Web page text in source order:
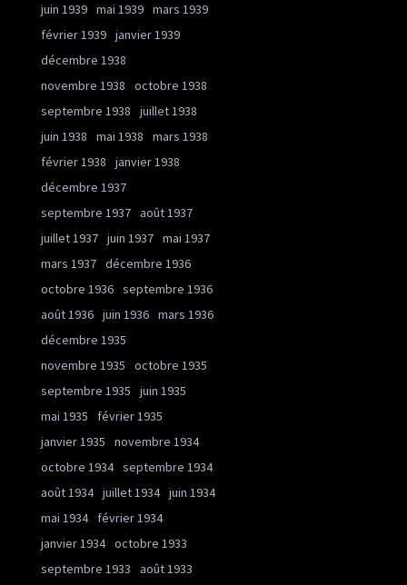
juin 1939 mai 1939 mars 1939
février 1939 janvier 1939
décembre 1938
novembre 1938
octobre 1938
septembre 1938
juillet 1938
juin 1938
mai 1938
mars 1938
février 1938
janvier 1938
décembre 1937
septembre 1937 août 1937
juillet 1937 juin 1937 mai 1937
mars 1937 décembre 1936
octobre 1936 septembre 1936
août 1936 juin 1936 mars 1936
décembre 1935
novembre 1935
octobre 1935
septembre 1935
juin 1935
mai 1935
février 1935
janvier 1935
novembre 1934
octobre 1934 septembre 1934
août 1934 juillet 1934 juin 1934
mai 1934
février 1934
janvier 1934 octobre 1933
septembre 1933
août 1933